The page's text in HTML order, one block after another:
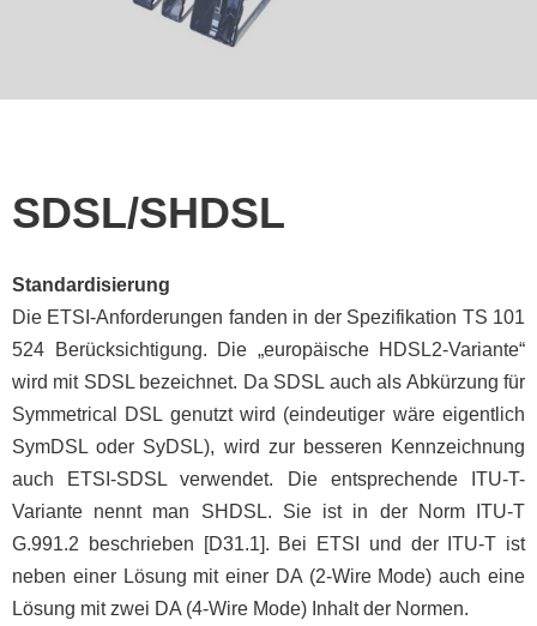
SDSL/SHDSL
Standardisierung
Die ETSI-Anforderungen fanden in der Spezifikation TS 101
524 Berücksichtigung. Die „europäische HDSL2-Variante“
wird mit SDSL bezeichnet. Da SDSL auch als Abkürzung für
Symmetrical DSL genutzt wird (eindeutiger wäre eigentlich
SymDSL oder SyDSL), wird zur besseren Kennzeichnung
auch ETSI-SDSL verwendet. Die entsprechende ITU-T-
Variante nennt man SHDSL. Sie ist in der Norm ITU-T
G.991.2 beschrieben [D31.1]. Bei ETSI und der ITU-T ist
neben einer Lösung mit einer DA (2-Wire Mode) auch eine
Lösung mit zwei DA (4-Wire Mode) Inhalt der Normen.